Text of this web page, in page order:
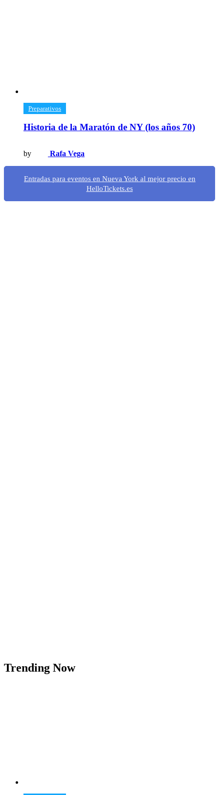
​Preparativos
Historia de la Maratón de NY (los años 70)
by Rafa Vega
Entradas para eventos en Nueva York al mejor precio en
HelloTickets.es
Trending Now